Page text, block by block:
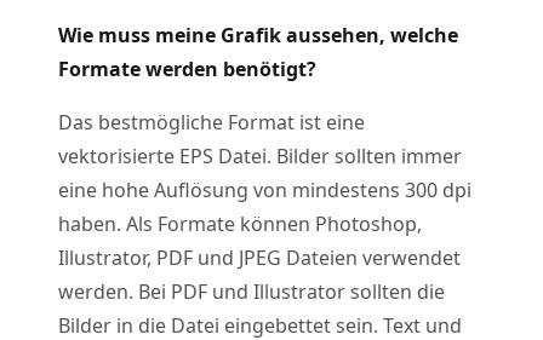
Wie muss meine Grafik aussehen, welche
Formate werden benötigt?
Das bestmögliche Format ist eine
vektorisierte EPS Datei. Bilder sollten immer
eine hohe Auflösung von mindestens 300 dpi
haben. Als Formate können Photoshop,
Illustrator, PDF und JPEG Dateien verwendet
werden. Bei PDF und Illustrator sollten die
Bilder in die Datei eingebettet sein. Text und